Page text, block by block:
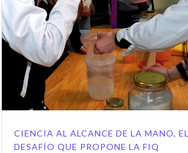
CIENCIA AL ALCANCE DE LA MANO, EL
DESAFÍO QUE PROPONE LA FIQ